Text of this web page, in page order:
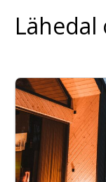
Lähedal